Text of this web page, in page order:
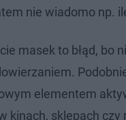
nie wiadomo np.
masek to błąd,
elementem
kinach, sklepach